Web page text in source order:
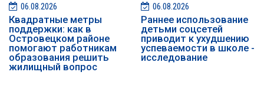
06.08.2026
Квадратные метры
поддержки: как в
Островецком районе
помогают работникам
образования решить
жилищный вопрос
06.08.2026
Раннее использование
детьми соцсетей
приводит к ухудшению
успеваемости в школе -
исследование